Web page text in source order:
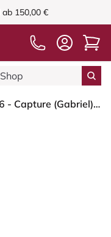
ab 150,00 €
HÅG Capisco 8106 - Capture (Gabriel) - Wolle / Polyamid - CPT4102 - Light grey - Weiß - 265 mm (Sitzhöhe 53-79cm) - Bodengleiter